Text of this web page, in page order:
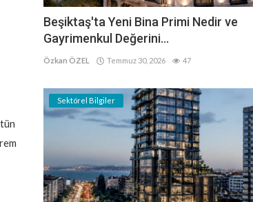
Beşiktaş'ta Yeni Bina Primi Nedir ve
Gayrimenkul Değerini...
Özkan ÖZEL Temmuz 30, 2026 47
Sektörel Bilgiler